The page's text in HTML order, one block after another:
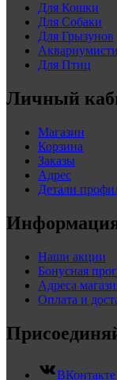
Для Кошки
Для Собаки
Для Грызунов
Для Птиц
Личный
Магазин
Корзина
Заказы
Адрес
Детали
Наши акции
Бонусная
Адреса
Оплата и
ВКонтакте